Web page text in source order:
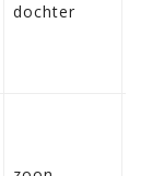
dochter